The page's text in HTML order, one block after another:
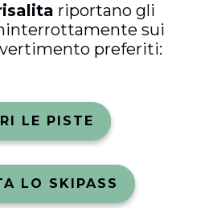
riportano gli
sui
preferiti:
LE PISTE
LO SKIPASS